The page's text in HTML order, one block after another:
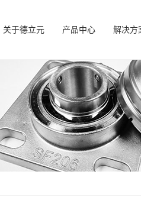
关于德立元 产品中心 解决方